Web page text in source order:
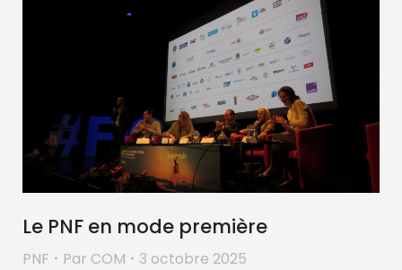
Le PNF en mode première
PNF Par COM
3 octobre 2025